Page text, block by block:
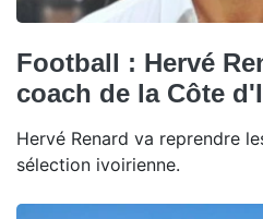
Football : Hervé
coach de la Côte
Hervé Renard va reprendre
sélection ivoirienne.